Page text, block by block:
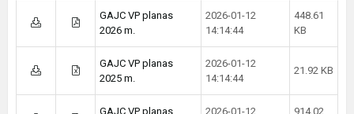
GAJC VP planas
2026 m.
2026-01-12
14:14:44
448.61
KB
GAJC VP planas
2025 m.
2026-01-12
14:14:44
21.92 KB
GAJC VP planas
2026-01-12
914.02